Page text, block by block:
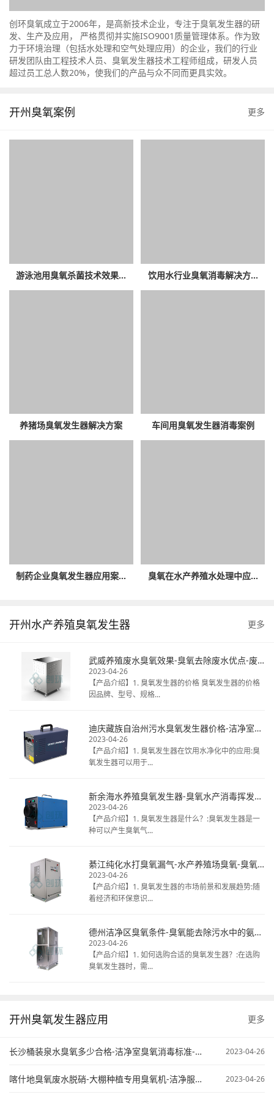
创环臭氧成立于2006年，是高新技术企业，专注于臭氧发生器的研
发、生产及应用， 严格贯彻并实施ISO9001质量管理体系。作为致
力于环境治理（包括水处理和空气处理应用）的企业，我们的行业
研发团队由工程技术人员、臭氧发生器技术工程师组成，研发人员
超过员工总人数20%，使我们的产品与众不同而更具实效。
开州臭氧案例 更多
游泳池用臭氧杀菌技术效果... 饮用水行业臭氧消毒解决方...
养猪场臭氧发生器解决方案 车间用臭氧发生器消毒案例
制药企业臭氧发生器应用案... 臭氧在水产养殖水处理中应...
开州水产养殖臭氧发生器 更多
武威养殖废水臭氧效果-臭氧去除废水优点-废水臭氧消毒厂家
2023-04-26
【产品介绍】1. 臭氧发生器的价格 臭氧发生器的价格
因品牌、型号、规格...
迪庆藏族自治州污水臭氧发生器价格-洁净室臭氧消毒热线电话-揭秘桶装水臭氧
2023-04-26
【产品介绍】1. 臭氧发生器在饮用水净化中的应用:臭
氧发生器可以用于...
新余海水养殖臭氧发生器-臭氧水产消毒挥发时间-天然矿泉水臭氧毒
2023-04-26
【产品介绍】1. 臭氧发生器是什么？:臭氧发生器是一
种可以产生臭氧气...
綦江纯化水打臭氧漏气-水产养殖场臭氧-臭氧发生器清洗冷库
2023-04-26
【产品介绍】1. 臭氧发生器的市场前景和发展趋势:随
着经济和环保意识...
德州洁净区臭氧条件-臭氧能去除污水中的氨氮不-臭氧在污水处理中的应用
2023-04-26
【产品介绍】1. 如何选购合适的臭氧发生器？:在选购
臭氧发生器时，需...
开州臭氧发生器应用 更多
长沙桶装泉水臭氧多少合格-洁净室臭氧消毒标准-臭氧污水处理原来 2023-04-26
喀什地臭氧废水脱硝-大棚种植专用臭氧机-洁净服臭氧灭菌 2023-04-26